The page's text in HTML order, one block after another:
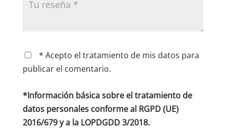
* Acepto el tratamiento de mis datos para
publicar el comentario.
*Información básica sobre el tratamiento de
datos personales conforme al RGPD (UE)
2016/679 y a la LOPDGDD 3/2018.